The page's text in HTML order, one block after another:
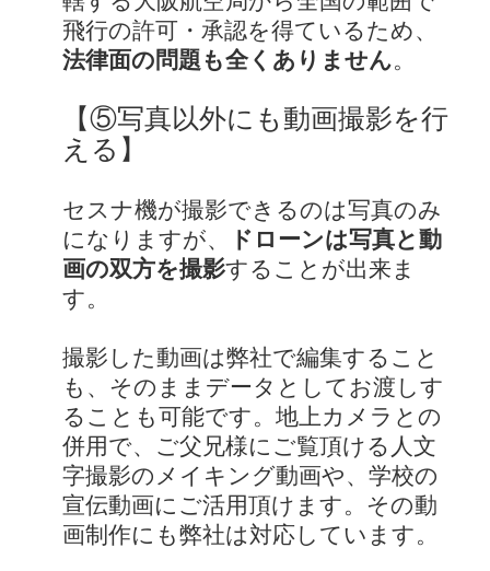
飛行の許可・承認を得ているため、
法律面の問題も全くありません。
【⑤写真以外にも動画撮影を行
える】
セスナ機が撮影できるのは写真のみ
になりますが、
ドローンは写真と動
画の双方を撮影することが出来ま
す。
撮影した動画は弊社で編集すること
も、そのままデータとしてお渡しす
ることも可能です。地上カメラとの
併用で、ご父兄様にご覧頂ける人文
字撮影のメイキング動画や、学校の
宣伝動画にご活用頂けます。その動
画制作にも弊社は対応しています。